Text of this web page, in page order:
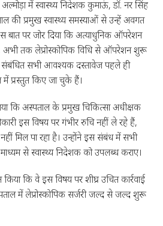
में स्वास्थ्य निदेशक कुमाऊं, डॉ. नर सिंह
की प्रमुख स्वास्थ्य समस्याओं से उन्हें अवगत
बात पर जोर दिया कि अत्याधुनिक ऑपरेशन
अभी तक लेप्रोस्कोपिक विधि से ऑपरेशन शुरू
सभी आवश्यक दस्तावेज पहले ही
प्रस्तुत किए जा चुके हैं।
कि अस्पताल के प्रमुख चिकित्सा अधीक्षक
इस विषय पर गंभीर रुचि नहीं ले रहे हैं,
मिल पा रहा है। उन्होंने इस संबंध में सभी
से स्वास्थ्य निदेशक को उपलब्ध कराए।
कि वे इस विषय पर शीघ्र उचित कार्रवाई
में लेप्रोस्कोपिक सर्जरी जल्द से जल्द शुरू